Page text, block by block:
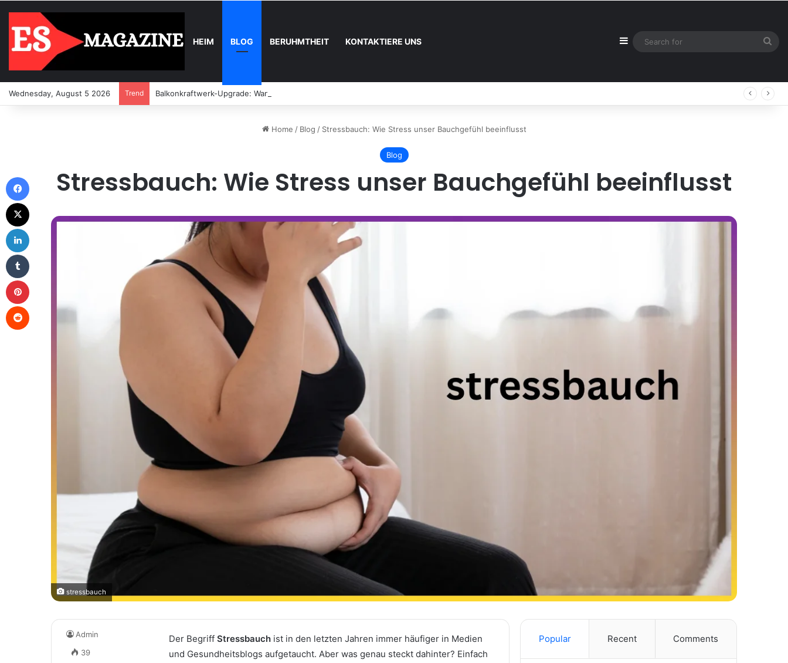
HEIM BLOG BERUHMTHEIT KONTAKTIERE UNS Sidebar
Wednesday, August 5 2026 Trend Balkonkraftwerk-Upgrade: Wann und wie registrieren
Home / Blog / Stressbauch: Wie Stress unser Bauchgefühl beeinflusst
Blog
Stressbauch: Wie Stress unser Bauchgefühl beeinflusst
stressbauch
Der Begriff Stressbauch ist in den letzten Jahren immer häufiger in Medien
und Gesundheitsblogs aufgetaucht. Aber was genau steckt dahinter? Einfach
Admin
39
Popular Recent Comments
Facebook